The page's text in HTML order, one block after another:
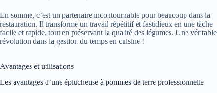
En somme, c’est un partenaire incontournable pour beaucoup dans la
restauration. Il transforme un travail répétitif et fastidieux en une tâche
facile et rapide, tout en préservant la qualité des légumes. Une véritable
révolution dans la gestion du temps en cuisine !
Avantages et utilisations
Les avantages d’une éplucheuse à pommes de terre professionnelle